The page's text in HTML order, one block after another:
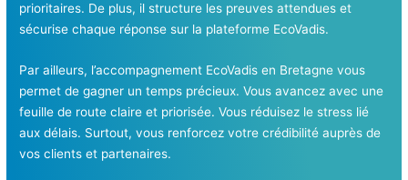
prioritaires. De plus, il structure les preuves attendues et
sécurise chaque réponse sur la plateforme EcoVadis.
Par ailleurs, l’accompagnement EcoVadis en Bretagne vous
permet de gagner un temps précieux. Vous avancez avec une
feuille de route claire et priorisée. Vous réduisez le stress lié
aux délais. Surtout, vous renforcez votre crédibilité auprès de
vos clients et partenaires.